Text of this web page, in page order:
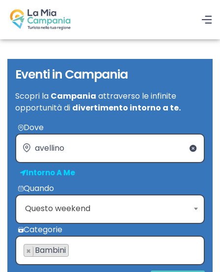
Eventi in Campania
Scopri la Campania attraverso le infinite
opportunità di divertimento intorno a te.
Dove
Intorno A Me
Quando
Questo weekend
Categorie
× Bambini